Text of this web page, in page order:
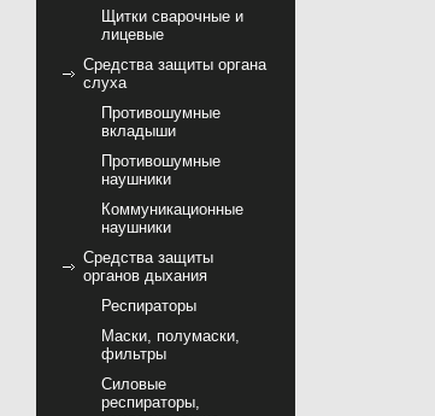
Щитки сварочные и
лицевые
Средства защиты органа
слуха
Противошумные
вкладыши
Противошумные
наушники
Коммуникационные
наушники
Средства защиты
органов дыхания
Респираторы
Маски, полумаски,
фильтры
Силовые
респираторы,